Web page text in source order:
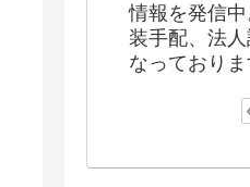
情報を発信
装手配、法
なっておりま